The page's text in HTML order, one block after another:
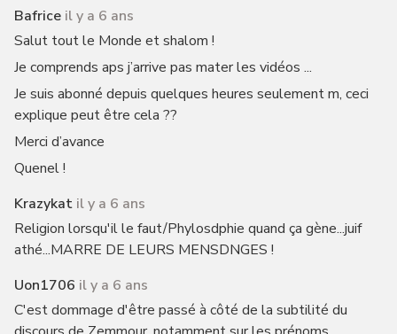
Bafrice il y a 6 ans
Salut tout le Monde et shalom !
Je comprends aps j’arrive pas mater les vidéos ...
Je suis abonné depuis quelques heures seulement m, ceci
explique peut être cela ??
Merci d’avance
Quenel !
Krazykat il y a 6 ans
Religion lorsqu'il le faut/Phylosdphie quand ça gène...juif
athé...MARRE DE LEURS MENSDNGES !
Uon1706 il y a 6 ans
C'est dommage d'être passé à côté de la subtilité du